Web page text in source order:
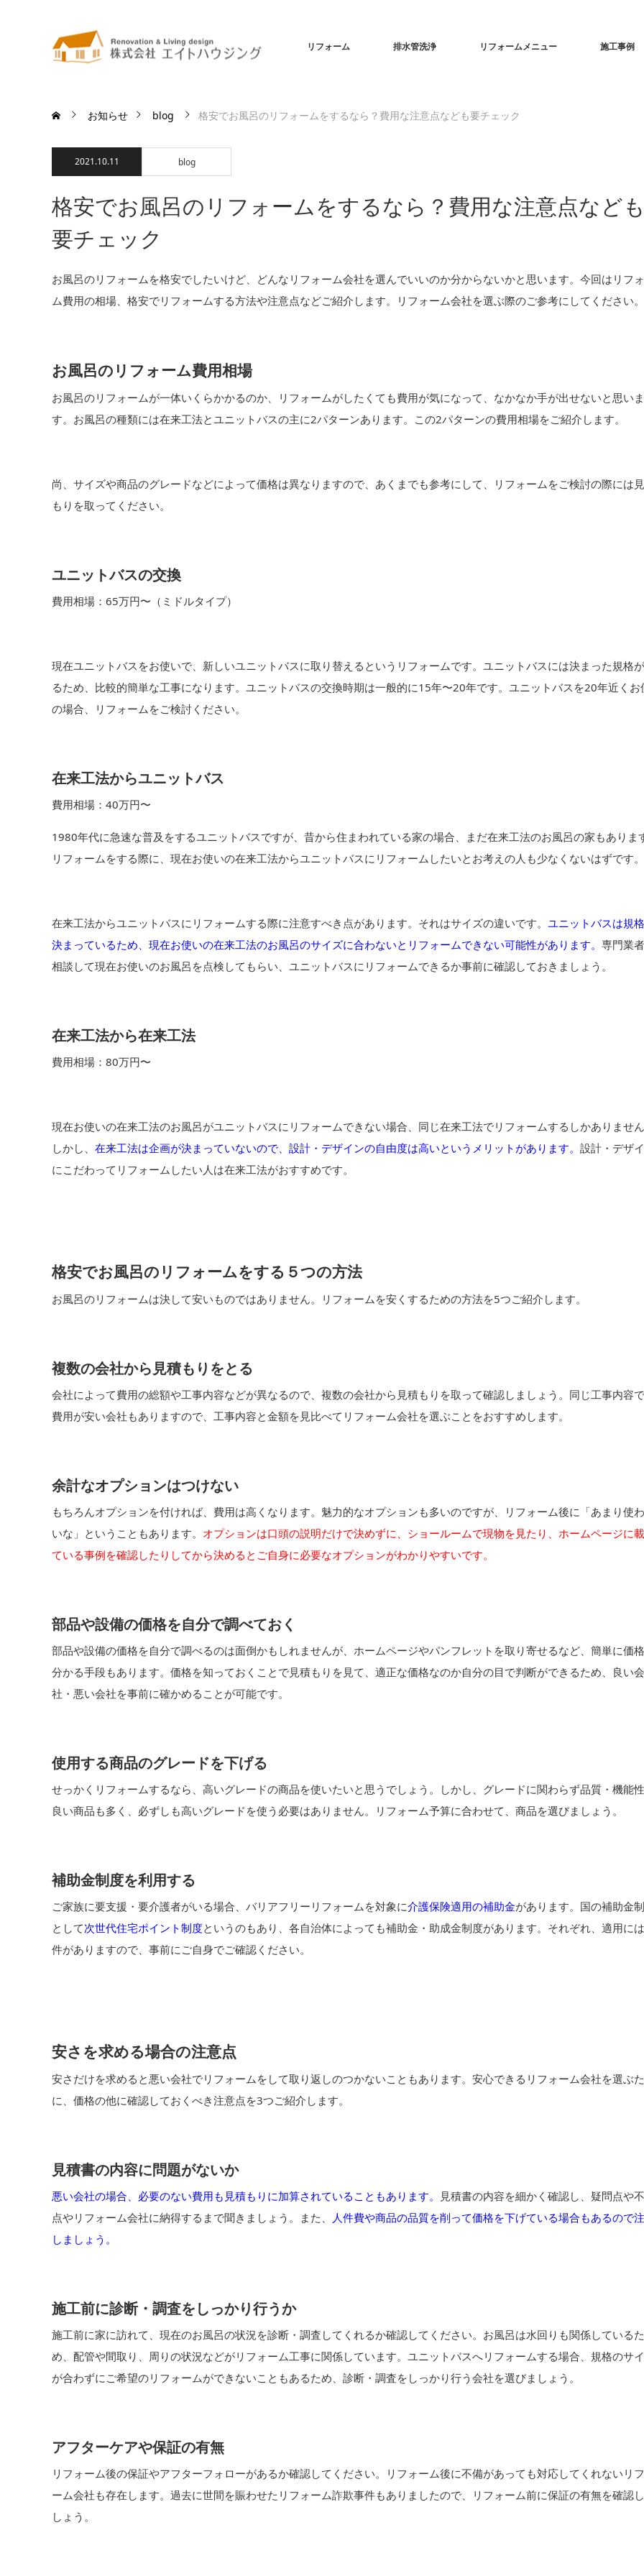
リフォーム 排水管洗浄 リフォームメニュー 施工事例
お知らせ blog 格安でお風呂のリフォームをするなら？費用な注意点なども要チェック
2021.10.11 blog
格安でお風呂のリフォームをするなら？費用な注意点なども
要チェック
お風呂のリフォームを格安でしたいけど、どんなリフォーム会社を選んでいいのか分からないかと思います。今回はリフ
ム費用の相場、格安でリフォームする方法や注意点などご紹介します。リフォーム会社を選ぶ際のご参考にしてください。
お風呂のリフォーム費用相場
お風呂のリフォームが一体いくらかかるのか、リフォームがしたくても費用が気になって、なかなか手が出せないと思いま
す。お風呂の種類には在来工法とユニットバスの主に2パターンあります。この2パターンの費用相場をご紹介します。
尚、サイズや商品のグレードなどによって価格は異なりますので、あくまでも参考にして、リフォームをご検討の際には
もりを取ってください。
ユニットバスの交換
費用相場：65万円〜（ミドルタイプ）
現在ユニットバスをお使いで、新しいユニットバスに取り替えるというリフォームです。ユニットバスには決まった規格
るため、比較的簡単な工事になります。ユニットバスの交換時期は一般的に15年〜20年です。ユニットバスを20年近くお
の場合、リフォームをご検討ください。
在来工法からユニットバス
費用相場：40万円〜
1980年代に急速な普及をするユニットバスですが、昔から住まわれている家の場合、まだ在来工法のお風呂の家もありま
リフォームをする際に、現在お使いの在来工法からユニットバスにリフォームしたいとお考えの人も少なくないはずです。
在来工法からユニットバスにリフォームする際に注意すべき点があります。それはサイズの違いです。 ユニットバスは規
決まっているため、現在お使いの在来工法のお風呂のサイズに合わないとリフォームできない可能性があります。 専門業
相談して現在お使いのお風呂を点検してもらい、ユニットバスにリフォームできるか事前に確認しておきましょう。
在来工法から在来工法
費用相場：80万円〜
現在お使いの在来工法のお風呂がユニットバスにリフォームできない場合、同じ在来工法でリフォームするしかありません
しかし、 在来工法は企画が決まっていないので、設計・デザインの自由度は高いというメリットがあります。 設計・デザ
にこだわってリフォームしたい人は在来工法がおすすめです。
格安でお風呂のリフォームをする５つの方法
お風呂のリフォームは決して安いものではありません。リフォームを安くするための方法を5つご紹介します。
複数の会社から見積もりをとる
会社によって費用の総額や工事内容などが異なるので、複数の会社から見積もりを取って確認しましょう。同じ工事内容
費用が安い会社もありますので、工事内容と金額を見比べてリフォーム会社を選ぶことをおすすめします。
余計なオプションはつけない
もちろんオプションを付ければ、費用は高くなります。魅力的なオプションも多いのですが、リフォーム後に「あまり使
いな」ということもあります。 オプションは口頭の説明だけで決めずに、ショールームで現物を見たり、ホームページに
ている事例を確認したりしてから決めるとご自身に必要なオプションがわかりやすいです。
部品や設備の価格を自分で調べておく
部品や設備の価格を自分で調べるのは面倒かもしれませんが、ホームページやパンフレットを取り寄せるなど、簡単に価
分かる手段もあります。価格を知っておくことで見積もりを見て、適正な価格なのか自分の目で判断ができるため、良い会
社・悪い会社を事前に確かめることが可能です。
使用する商品のグレードを下げる
せっかくリフォームするなら、高いグレードの商品を使いたいと思うでしょう。しかし、グレードに関わらず品質・機能
良い商品も多く、必ずしも高いグレードを使う必要はありません。リフォーム予算に合わせて、商品を選びましょう。
補助金制度を利用する
ご家族に要支援・要介護者がいる場合、バリアフリーリフォームを対象に介護保険適用の補助金があります。国の補助金
として次世代住宅ポイント制度というのもあり、各自治体によっても補助金・助成金制度があります。それぞれ、適用に
件がありますので、事前にご自身でご確認ください。
安さを求める場合の注意点
安さだけを求めると悪い会社でリフォームをして取り返しのつかないこともあります。安心できるリフォーム会社を選ぶ
に、価格の他に確認しておくべき注意点を3つご紹介します。
見積書の内容に問題がないか
悪い会社の場合、必要のない費用も見積もりに加算されていることもあります。
見積書の内容を細かく確認し、疑問点や
点やリフォーム会社に納得するまで聞きましょう。また、 人件費や商品の品質を削って価格を下げている場合もあるので
しましょう。
施工前に診断・調査をしっかり行うか
施工前に家に訪れて、現在のお風呂の状況を診断・調査してくれるか確認してください。お風呂は水回りも関係しているた
め、配管や間取り、周りの状況などがリフォーム工事に関係しています。ユニットバスへリフォームする場合、規格のサ
が合わずにご希望のリフォームができないこともあるため、診断・調査をしっかり行う会社を選びましょう。
アフターケアや保証の有無
リフォーム後の保証やアフターフォローがあるか確認してください。リフォーム後に不備があっても対応してくれないリ
ーム会社も存在します。過去に世間を賑わせたリフォーム詐欺事件もありましたので、リフォーム前に保証の有無を確認
しょう。